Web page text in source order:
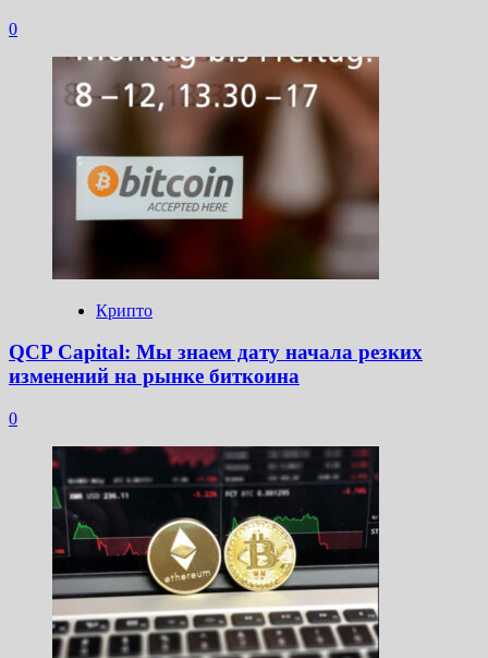
0
Крипто
QCP Capital: Мы знаем дату начала резких
изменений на рынке биткоина
0